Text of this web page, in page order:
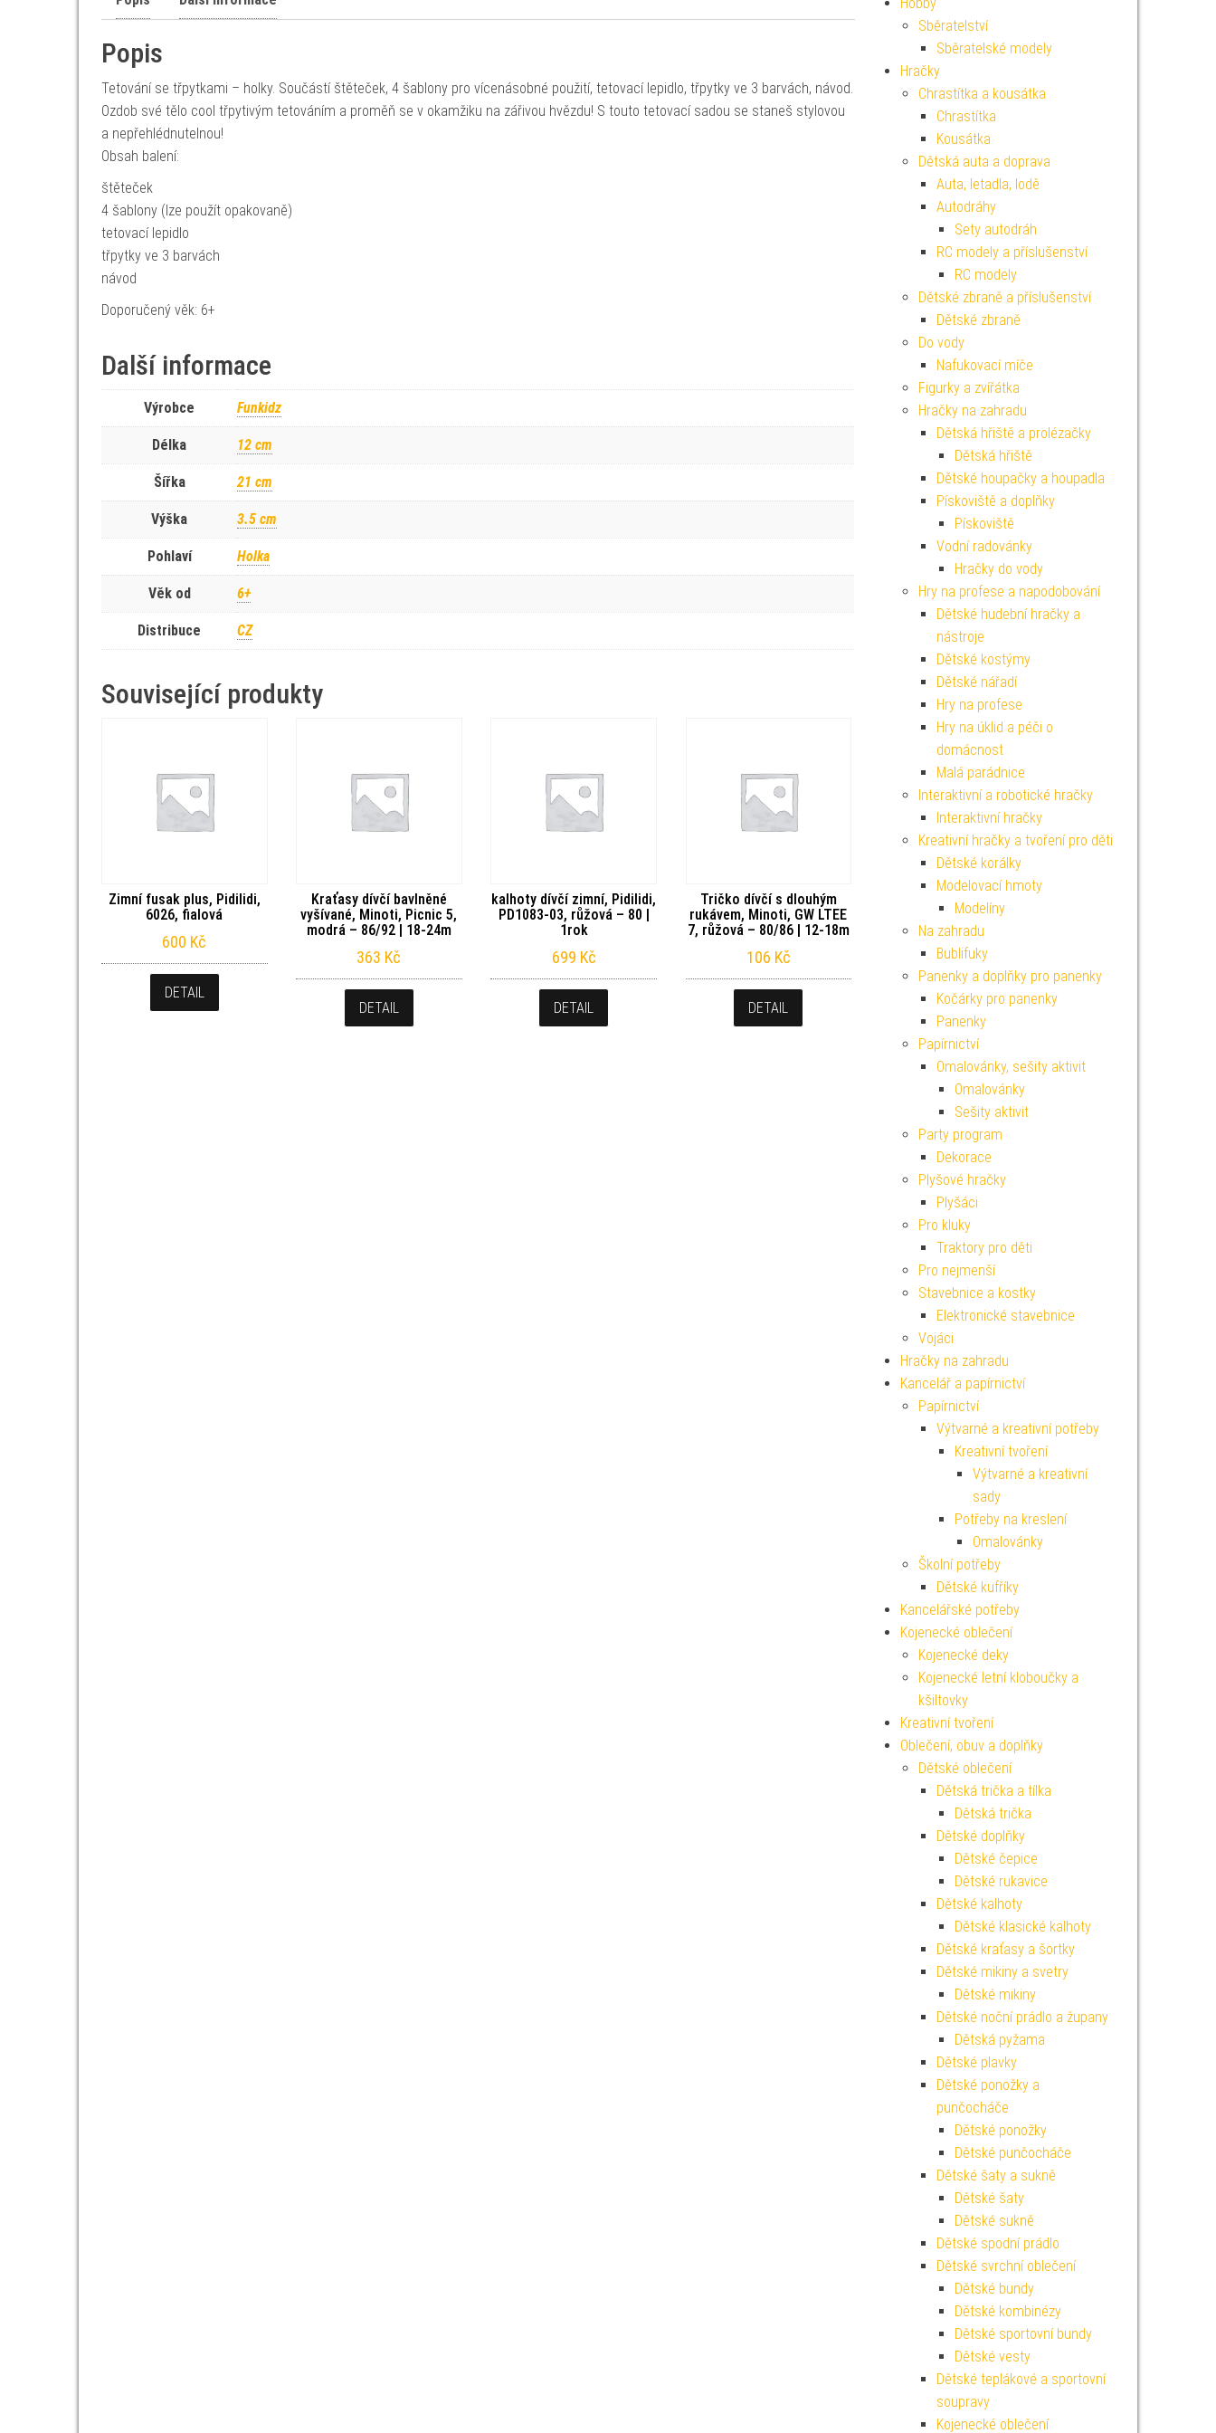
Popis
Tetování se třpytkami – holky. Součástí štěteček, 4 šablony pro vícenásobné použití, tetovací lepidlo, třpytky ve 3 barvách, návod.
Ozdob své tělo cool třpytivým tetováním a proměň se v okamžiku na zářivou hvězdu! S touto tetovací sadou se staneš stylovou
a nepřehlédnutelnou!
Obsah balení:
štěteček
4 šablony (lze použít opakovaně)
tetovací lepidlo
třpytky ve 3 barvách
návod
Doporučený věk: 6+
Další informace
Výrobce Funkidz
Délka 12 cm
Šířka 21 cm
Výška 3.5 cm
Pohlaví Holka
Věk od 6+
Distribuce CZ
Související produkty
Zimní fusak plus, Pidilidi,
6026, fialová
600 Kč
DETAIL
Kraťasy dívčí bavlněné
vyšívané, Minoti, Picnic 5,
modrá – 86/92 | 18-24m
363 Kč
DETAIL
kalhoty dívčí zimní, Pidilidi,
PD1083-03, růžová – 80 |
1rok
699 Kč
DETAIL
Tričko dívčí s dlouhým
rukávem, Minoti, GW LTEE
7, růžová – 80/86 | 12-18m
106 Kč
DETAIL
Sběratelství
Sběratelské modely
Hračky
Chrastítka a kousátka
Chrastítka
Kousátka
Dětská auta a doprava
Auta, letadla, lodě
Autodráhy
Sety autodráh
RC modely a příslušenství
RC modely
Dětské zbraně a příslušenství
Dětské zbraně
Do vody
Nafukovací míče
Figurky a zvířátka
Hračky na zahradu
Dětská hřiště a prolézačky
Dětská hřiště
Dětské houpačky a houpadla
Pískoviště a doplňky
Pískoviště
Vodní radovánky
Hračky do vody
Hry na profese a napodobování
Dětské hudební hračky a
nástroje
Dětské kostýmy
Dětské nářadí
Hry na profese
Hry na úklid a péči o
domácnost
Malá parádnice
Interaktivní a robotické hračky
Interaktivní hračky
Kreativní hračky a tvoření pro děti
Dětské korálky
Modelovací hmoty
Modelíny
Na zahradu
Bublifuky
Panenky a doplňky pro panenky
Kočárky pro panenky
Panenky
Papírnictví
Omalovánky, sešity aktivit
Omalovánky
Sešity aktivit
Party program
Dekorace
Plyšové hračky
Plyšáci
Pro kluky
Traktory pro děti
Pro nejmenší
Stavebnice a kostky
Elektronické stavebnice
Vojáci
Hračky na zahradu
Kancelář a papírnictví
Papírnictví
Výtvarné a kreativní potřeby
Kreativní tvoření
Výtvarné a kreativní
sady
Potřeby na kreslení
Omalovánky
Školní potřeby
Dětské kufříky
Kancelářské potřeby
Kojenecké oblečení
Kojenecké deky
Kojenecké letní kloboučky a
kšiltovky
Kreativní tvoření
Oblečení, obuv a doplňky
Dětské oblečení
Dětská trička a tílka
Dětská trička
Dětské doplňky
Dětské čepice
Dětské rukavice
Dětské kalhoty
Dětské klasické kalhoty
Dětské kraťasy a šortky
Dětské mikiny a svetry
Dětské mikiny
Dětské noční prádlo a župany
Dětská pyžama
Dětské plavky
Dětské ponožky a
punčocháče
Dětské ponožky
Dětské punčocháče
Dětské šaty a sukně
Dětské šaty
Dětské sukně
Dětské spodní prádlo
Dětské svrchní oblečení
Dětské bundy
Dětské kombinézy
Dětské sportovní bundy
Dětské vesty
Dětské teplákové a sportovní
soupravy
Kojenecké oblečení